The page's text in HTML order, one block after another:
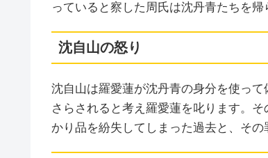
っていると察した周氏は沈丹青たちを帰
沈自山の怒り
沈自山は羅愛蓮が沈丹青の身分を使っ
さらされると考え羅愛蓮を叱ります。
かり品を紛失してしまった過去と、そ